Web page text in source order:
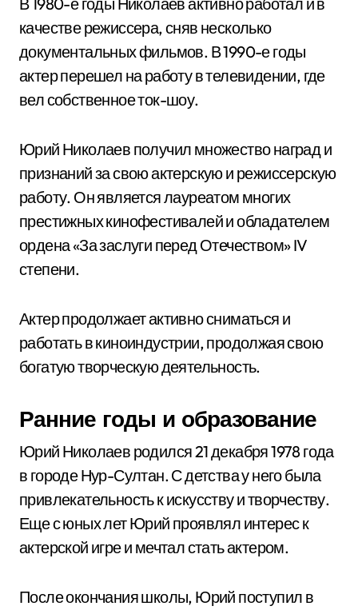
качестве режиссера, сняв несколько
документальных фильмов. В 1990-е годы
актер перешел на работу в телевидении, где
вел собственное ток-шоу.
Юрий Николаев получил множество наград и
признаний за свою актерскую и режиссерскую
работу. Он является лауреатом многих
престижных кинофестивалей и обладателем
ордена «За заслуги перед Отечеством» IV
степени.
Актер продолжает активно сниматься и
работать в киноиндустрии, продолжая свою
богатую творческую деятельность.
Ранние годы и образование
Юрий Николаев родился 21 декабря 1978 года
в городе Нур-Султан. С детства у него была
привлекательность к искусству и творчеству.
Еще с юных лет Юрий проявлял интерес к
актерской игре и мечтал стать актером.
После окончания школы, Юрий поступил в